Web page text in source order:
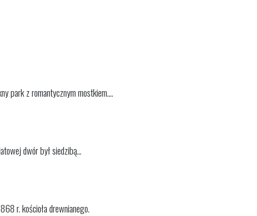
park z romantycznym mostkiem....
dwór był siedzibą...
r. kościoła drewnianego.